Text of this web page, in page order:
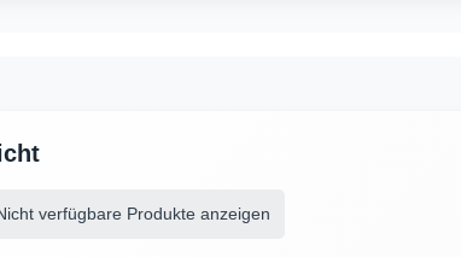
verfügbare Produkte anzeigen